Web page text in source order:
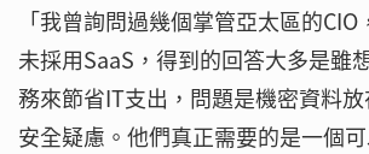
「我曾詢問過幾個掌管亞太區的
未採用SaaS，得到的回答大多是雖
務來節省IT支出，問題是機密資料
安全疑慮。他們真正需要的是一個